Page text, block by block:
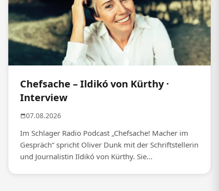
Chefsache – Ildikó von Kürthy ·
Interview
07.08.2026
Im Schlager Radio Podcast „Chefsache! Macher im
Gespräch“ spricht Oliver Dunk mit der Schriftstellerin
und Journalistin Ildikó von Kürthy. Sie...